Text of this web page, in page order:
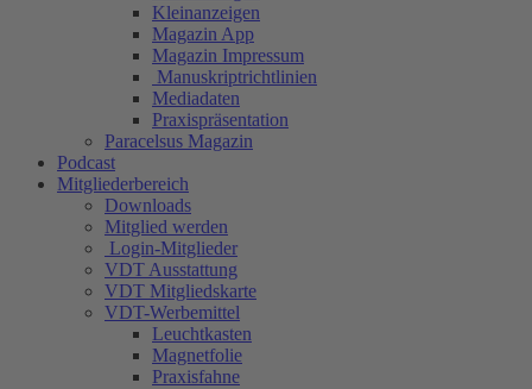
Kleinanzeigen
Magazin App
Magazin Impressum
Manuskriptrichtlinien
Mediadaten
Praxispräsentation
Paracelsus Magazin
Podcast
Mitgliederbereich
Downloads
Mitglied werden
Login-Mitglieder
VDT Ausstattung
VDT Mitgliedskarte
VDT-Werbemittel
Leuchtkasten
Magnetfolie
Praxisfahne